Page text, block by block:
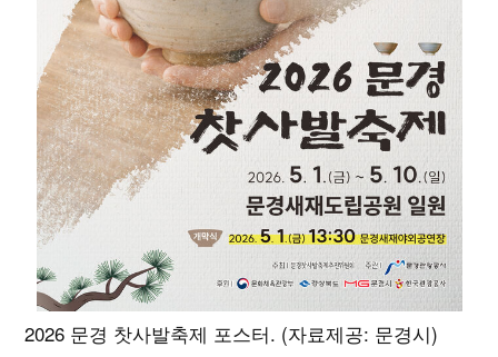
2026 문경 찻사발축제 포스터. (자료제공: 문경시)